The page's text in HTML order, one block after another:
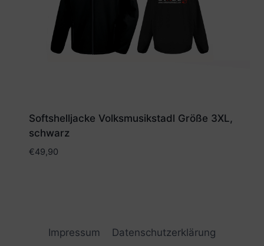
Softshelljacke Volksmusikstadl Größe 3XL,
schwarz
€49,90
Impressum Datenschutzerklärung